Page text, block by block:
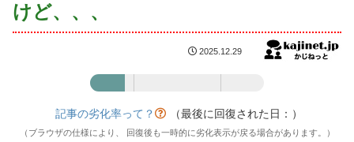
けど、、、
2025.12.29
記事の劣化率って？ （最後に回復された日： ）
（ブラウザの仕様により、 回復後も一時的に劣化表示が戻る場合があります。）